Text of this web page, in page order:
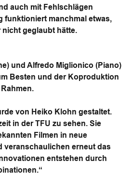
auch mit Fehlschlägen
funktioniert manchmal etwas,
geglaubt hätte.
und Alfredo Miglionico (Piano)
Besten und der Koproduktion
von Heiko Klohn gestaltet.
in der TFU zu sehen. Sie
Filmen in neue
veranschaulichen erneut das
entstehen durch